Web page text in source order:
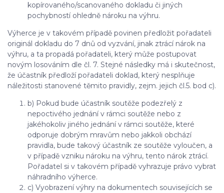
kopírovaného/scanovaného dokladu či jiných
pochybností ohledně nároku na výhru.
Výherce je v takovém případě povinen předložit pořadateli
originál dokladu do 7 dnů od vyzvání, jinak ztrácí nárok na
výhru, a ta propadá pořadateli, který může postupovat
novým losováním dle čl. 7. Stejné následky má i skutečnost,
že účastník předloží pořadateli doklad, který nesplňuje
náležitosti stanovené těmito pravidly, zejm. jejich čl.5. bod c).
b) Pokud bude účastník soutěže podezřelý z
nepoctivého jednání v rámci soutěže nebo z
jakéhokoliv jiného jednání v rámci soutěže, které
odporuje dobrým mravům nebo jakkoli obchází
pravidla, bude takový účastník ze soutěže vyloučen, a
v případě vzniku nároku na výhru, tento nárok ztrácí.
Pořadatel si v takovém případě vyhrazuje právo vybrat
náhradního výherce.
c) Vyobrazení výhry na dokumentech souvisejících se